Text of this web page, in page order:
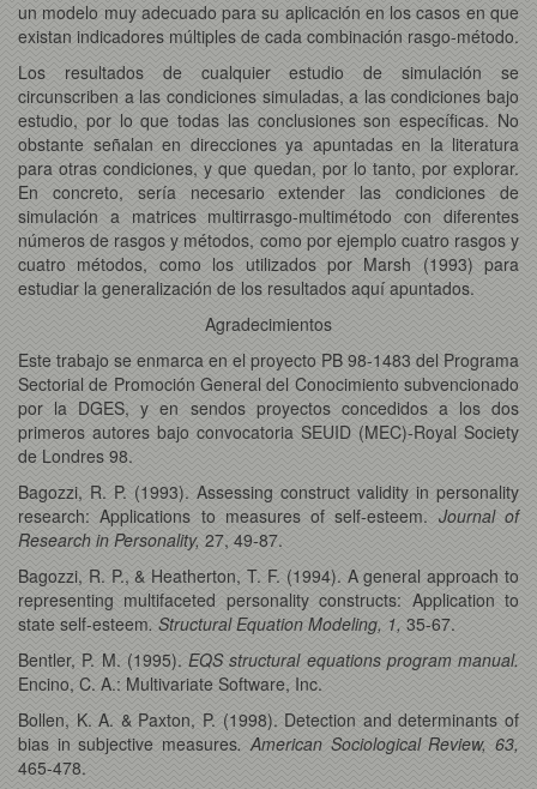
un modelo muy adecuado para su aplicación en los casos en que
existan indicadores múltiples de cada combinación rasgo-método.
Los resultados de cualquier estudio de simulación se
circunscriben a las condiciones simuladas, a las condiciones bajo
estudio, por lo que todas las conclusiones son específicas. No
obstante señalan en direcciones ya apuntadas en la literatura
para otras condiciones, y que quedan, por lo tanto, por explorar.
En concreto, sería necesario extender las condiciones de
simulación a matrices multirrasgo-multimétodo con diferentes
números de rasgos y métodos, como por ejemplo cuatro rasgos y
cuatro métodos, como los utilizados por Marsh (1993) para
estudiar la generalización de los resultados aquí apuntados.
Agradecimientos
Este trabajo se enmarca en el proyecto PB 98-1483 del Programa
Sectorial de Promoción General del Conocimiento subvencionado
por la DGES, y en sendos proyectos concedidos a los dos
primeros autores bajo convocatoria SEUID (MEC)-Royal Society
de Londres 98.
Bagozzi, R. P. (1993). Assessing construct validity in personality
research: Applications to measures of self-esteem. Journal of
Research in Personality, 27, 49-87.
Bagozzi, R. P., & Heatherton, T. F. (1994). A general approach to
representing multifaceted personality constructs: Application to
state self-esteem. Structural Equation Modeling, 1, 35-67.
Bentler, P. M. (1995). EQS structural equations program manual.
Encino, C. A.: Multivariate Software, Inc.
Bollen, K. A. & Paxton, P. (1998). Detection and determinants of
bias in subjective measures. American Sociological Review, 63,
465-478.